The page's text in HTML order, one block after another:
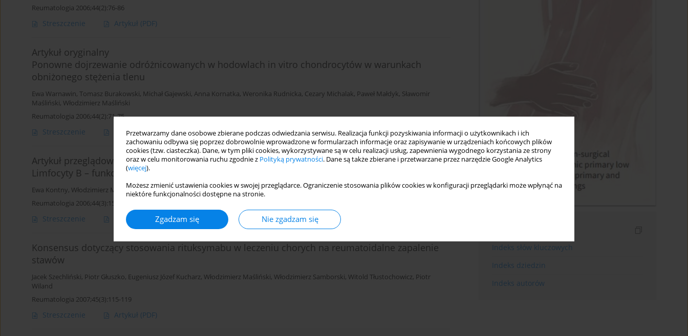
Przetwarzamy dane osobowe zbierane podczas odwiedzania serwisu. Realizacja funkcji pozyskiwania informacji o użytkownikach i ich
zachowaniu odbywa się poprzez dobrowolnie wprowadzone w formularzach informacje oraz zapisywanie w urządzeniach końcowych plików
cookies (tzw. ciasteczka). Dane, w tym pliki cookies, wykorzystywane są w celu realizacji usług, zapewnienia wygodnego korzystania ze strony
oraz w celu monitorowania ruchu zgodnie z Polityką prywatności. Dane są także zbierane i przetwarzane przez narzędzie Google Analytics
(więcej).
Możesz zmienić ustawienia cookies w swojej przeglądarce. Ograniczenie stosowania plików cookies w konfiguracji przeglądarki może wpłynąć na
niektóre funkcjonalności dostępne na stronie.
Zgadzam się Nie zgadzam się
Reumatologia 2006;44(2):76-86
Streszczenie Artykuł (PDF)
Artykuł oryginalny
Ponowne dojrzewanie odróżnicowanych w hodowlach in vitro chondrocytów w warunkach
obniżonego stężenia tlenu
Ewa Warnawin, Tomasz Burakowski, Michał Gajewski, Anna Kornatka, Weronika Rudnicka, Cezary Michalak, Paweł Małdyk, Sławomir
Maśliński, Włodzimierz Maśliński
Reumatologia 2006;44(2):71-75
Streszczenie Artykuł(PDF)
Artykuł przeglądowy
Limfocyty B – funkcje fizjologiczne i udział w patogenezie reumatoidalnego zapalenia stawów
Ewa Kontny, Włodzimierz Maśliński
Reumatologia 2006;44(3):150-161
Streszczenie Artykuł (PDF)
Konsensus dotyczący stosowania rituksymabu w leczeniu chorych na reumatoidalne zapalenie
stawów
Jacek Szechliński, Piotr Głuszko, Eugeniusz Józef Kucharz, Włodzimierz Maśliński, Włodzimierz Samborski, Witold Tłustochowicz, Piotr
Wiland
Reumatologia 2007;45(3):115-119
Streszczenie Artykuł (PDF)
Indeks słów kluczowych
Indeks dziedzin
Indeks autorów